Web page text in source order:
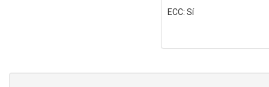
ECC: Sí